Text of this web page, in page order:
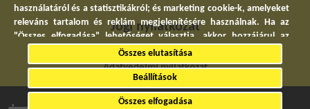
Jogi nyilatkozat
Általános szerződési feltételek
Adatvédelmi nyilatkozat
© 2022. Minden jog fenntartva.
használatáról és a statisztikákról; és marketing cookie-k, amelyeket
releváns tartalom és reklám megjelenítésére használnak. Ha az
"Összes elfogadása" lehetőséget választja, akkor hozzájárul az
összes sütik használatához. A "Beállítások" részben bármikor
elfogadhat és elutasíthat egyedi sütitípusokat, és visszavonhatja a
jövőre vonatkozó beleegyezését.
Összes elutasítása
Beállítások
Összes elfogadása